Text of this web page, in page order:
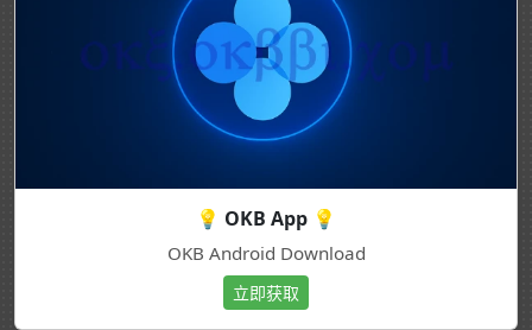
💡 OKB App 💡
OKB Android Download
立即获取